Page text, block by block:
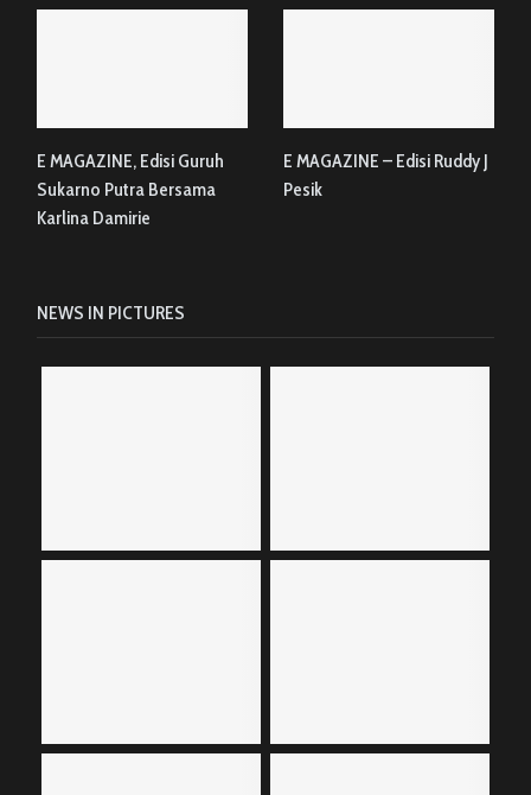
E MAGAZINE, Edisi Guruh
Sukarno Putra Bersama
Karlina Damirie
E MAGAZINE – Edisi Ruddy J
Pesik
NEWS IN PICTURES